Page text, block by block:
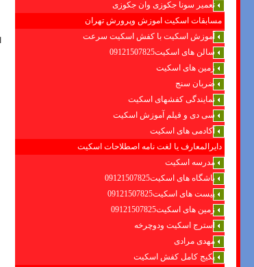
تعمیر سونا جکوزی وان جکوزی
مسابقات اسکیت اموزش وپرورش تهران
آموزش اسکیت با کفش اسکیت سرعت
سالن های اسکیت09121507825
زمین های اسکیت
ضربان سنج
نمایندگی کفشهای اسکیت
سی دی و فیلم آموزش اسکیت
آکادمی های اسکیت
دایرالمعارف یا لغت نامه اصطلاحات اسکیت
مدرسه اسکیت
باشگاه های اسکیت09121507825
پیست های اسکیت09121507825
زمین های اسکیت09121507825
استرج اسکیت ودوچرخه
مهدی مرادی
پکیج کامل کفش اسکیت